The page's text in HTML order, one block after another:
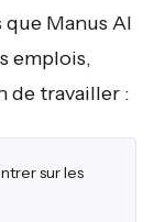
que Manus AI
emplois,
de travailler :
sur les